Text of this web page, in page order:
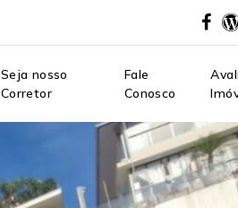
Seja nosso
Corretor
Fale
Conosco